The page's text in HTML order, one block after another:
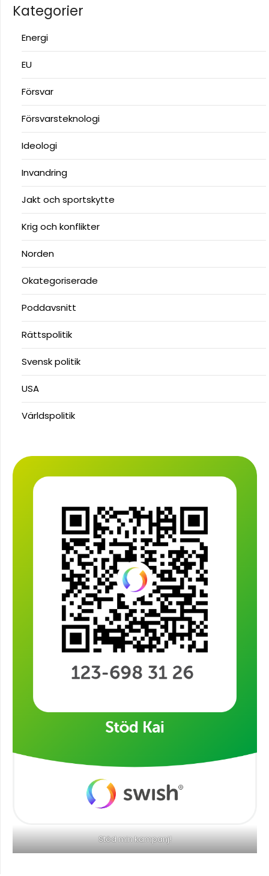
Kategorier
Energi
EU
Försvar
Försvarsteknologi
Ideologi
Invandring
Jakt och sportskytte
Krig och konflikter
Norden
Okategoriserade
Poddavsnitt
Rättspolitik
Svensk politik
USA
Världspolitik
Stöd min kampanj!